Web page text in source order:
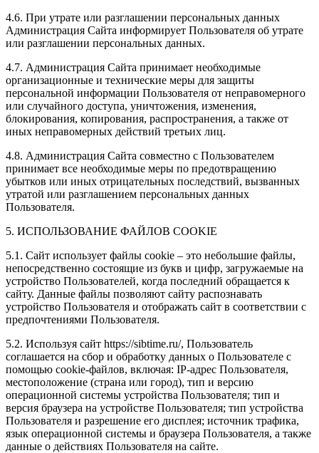
4.6. При утрате или разглашении персональных данных
Администрация Сайта информирует Пользователя об утрате
или разглашении персональных данных.
4.7. Администрация Сайта принимает необходимые
организационные и технические меры для защиты
персональной информации Пользователя от неправомерного
или случайного доступа, уничтожения, изменения,
блокирования, копирования, распространения, а также от
иных неправомерных действий третьих лиц.
4.8. Администрация Сайта совместно с Пользователем
принимает все необходимые меры по предотвращению
убытков или иных отрицательных последствий, вызванных
утратой или разглашением персональных данных
Пользователя.
5. ИСПОЛЬЗОВАНИЕ ФАЙЛОВ COOKIE
5.1. Сайт использует файлы cookie – это небольшие файлы,
непосредственно состоящие из букв и цифр, загружаемые на
устройство Пользователей, когда последний обращается к
сайту. Данные файлы позволяют сайту распознавать
устройство Пользователя и отображать сайт в соответствии с
предпочтениями Пользователя.
5.2. Используя сайт https://sibtime.ru/, Пользователь
соглашается на сбор и обработку данных о Пользователе с
помощью cookie-файлов, включая: IP-адрес Пользователя,
местоположение (страна или город), тип и версию
операционной системы устройства Пользователя; тип и
версия браузера на устройстве Пользователя; тип устройства
Пользователя и разрешение его дисплея; источник трафика,
язык операционной системы и браузера Пользователя, а также
данные о действиях Пользователя на сайте.